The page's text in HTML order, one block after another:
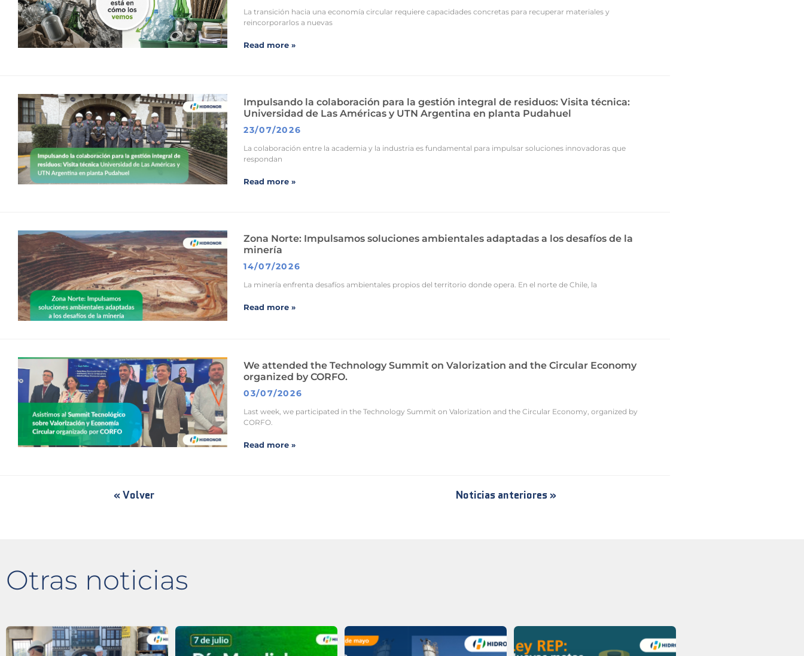
La transición hacia una economía circular requiere capacidades concretas para recuperar materiales y
reincorporarlos a nuevas
Read more »
Impulsando la colaboración para la gestión integral de residuos: Visita técnica:
Universidad de Las Américas y UTN Argentina en planta Pudahuel
23/07/2026
La colaboración entre la academia y la industria es fundamental para impulsar soluciones innovadoras que
respondan
Read more »
Zona Norte: Impulsamos soluciones ambientales adaptadas a los desafíos de la
minería
14/07/2026
La minería enfrenta desafíos ambientales propios del territorio donde opera. En el norte de Chile, la
Read more »
We attended the Technology Summit on Valorization and the Circular Economy
organized by CORFO.
03/07/2026
Last week, we participated in the Technology Summit on Valorization and the Circular Economy, organized by
CORFO.
Read more »
« Volver Noticias anteriores »
Otras noticias